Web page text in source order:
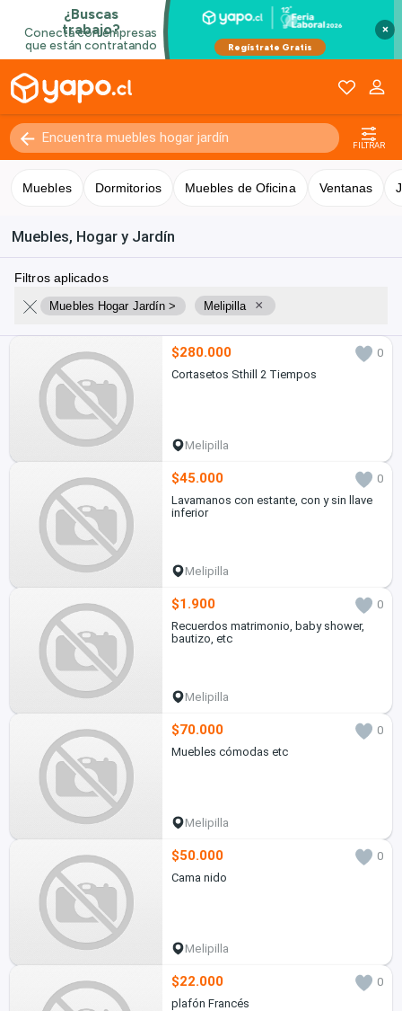
×
FILTRAR
Muebles Dormitorios Muebles de Oficina Ventanas
Muebles, Hogar y Jardín
Filtros aplicados
Muebles Hogar Jardín > Melipilla ×
$280.000
0
Cortasetos Sthill 2 Tiempos
Melipilla
$45.000
0
Lavamanos con estante, con y sin llave
inferior
Melipilla
$1.900
0
Recuerdos matrimonio, baby shower,
bautizo, etc
Melipilla
$70.000
0
Muebles cómodas etc
Melipilla
$50.000
0
Cama nido
Melipilla
$22.000
0
plafón Francés